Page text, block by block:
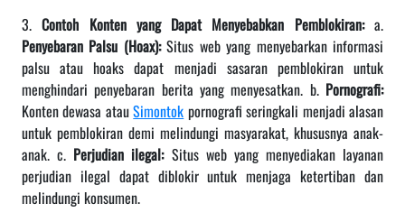
3.Contoh Konten yang Dapat Menyebabkan Pemblokiran:a.
Penyebaran Palsu (Hoax):Situs web yang menyebarkan informasi
palsu atau hoaks dapat menjadi sasaran pemblokiran untuk
menghindari penyebaran berita yang menyesatkan. b. Pornografi:
Konten dewasa atauSimontok pornografi seringkali menjadi alasan
untuk pemblokiran demi melindungi masyarakat, khususnya anak-
anak. c. Perjudian ilegal:Situs web yang menyediakan layanan
perjudian ilegal dapat diblokir untuk menjaga ketertiban dan
melindungi konsumen.